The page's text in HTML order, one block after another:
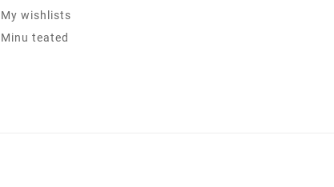
My wishlists
Minu teated